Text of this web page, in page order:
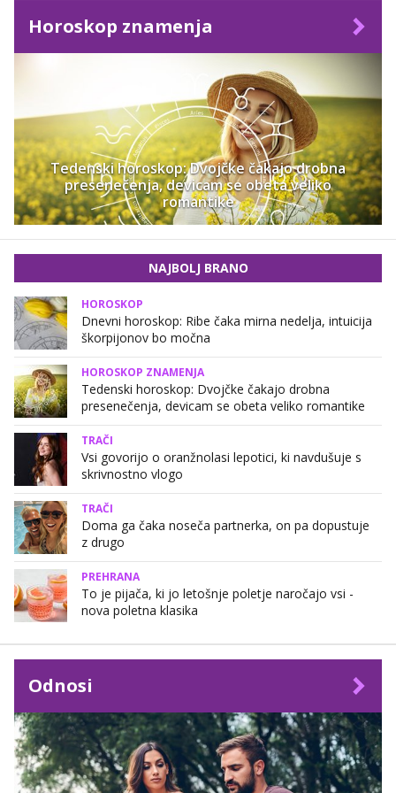
Horoskop znamenja
Tedenski horoskop: Dvojčke čakajo drobna
presenečenja, devicam se obeta veliko
romantike
NAJBOLJ BRANO
HOROSKOP
Dnevni horoskop: Ribe čaka mirna nedelja, intuicija
škorpijonov bo močna
HOROSKOP ZNAMENJA
Tedenski horoskop: Dvojčke čakajo drobna
presenečenja, devicam se obeta veliko romantike
TRAČI
Vsi govorijo o oranžnolasi lepotici, ki navdušuje s
skrivnostno vlogo
TRAČI
Doma ga čaka noseča partnerka, on pa dopustuje
z drugo
PREHRANA
To je pijača, ki jo letošnje poletje naročajo vsi -
nova poletna klasika
Odnosi